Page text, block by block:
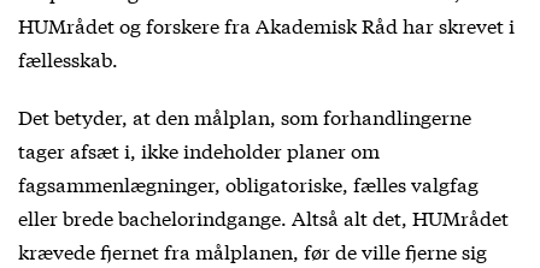
HUMrådet og forskere fra Akademisk Råd har skrevet i
fællesskab.
Det betyder, at den målplan, som forhandlingerne
tager afsæt i, ikke indeholder planer om
fagsammenlægninger, obligatoriske, fælles valgfag
eller brede bachelorindgange. Altså alt det, HUMrådet
krævede fjernet fra målplanen, før de ville fjerne sig